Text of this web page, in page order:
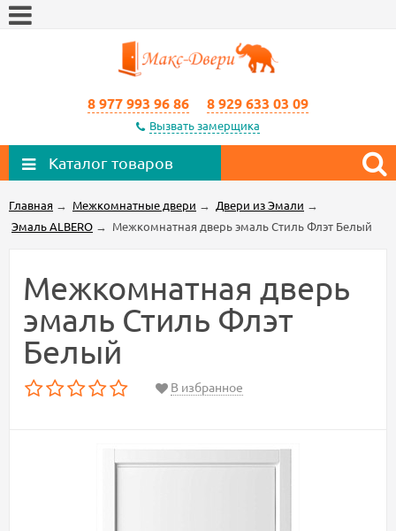
8 977 993 96 86 8 929 633 03 09
Вызвать замерщика
Каталог товаров
Главная → Межкомнатные двери → Двери из Эмали →
Эмаль ALBERO → Межкомнатная дверь эмаль Стиль Флэт Белый
Межкомнатная дверь
эмаль Стиль Флэт
Белый
В избранное